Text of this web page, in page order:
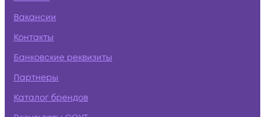
Вакансии
Контакты
Банковские реквизиты
Партнеры
Каталог брендов